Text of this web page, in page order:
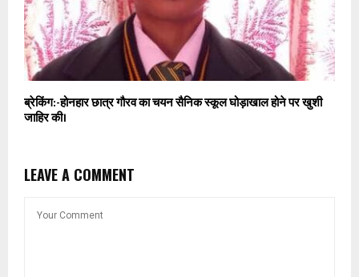
ब्रेकिंग:-होनहार छात्र गौरव का चयन सैनिक स्कूल घोड़ाखाल होने पर खुशी
जाहिर की।
LEAVE A COMMENT